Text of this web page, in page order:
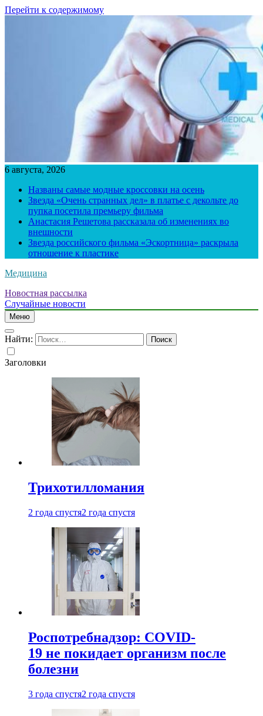
Перейти к содержимому
6 августа, 2026
Названы самые модные кроссовки на осень
Звезда «Очень странных дел» в платье с декольте до
пупка посетила премьеру фильма
Анастасия Решетова рассказала об изменениях во
внешности
Звезда российского фильма «Эскортница» раскрыла
отношение к пластике
Медицина
Новостная рассылка
Случайные новости
Меню
Найти:
Заголовки
Трихотилломания
2 года спустя2 года спустя
Роспотребнадзор: COVID-
19 не покидает организм после
болезни
3 года спустя2 года спустя